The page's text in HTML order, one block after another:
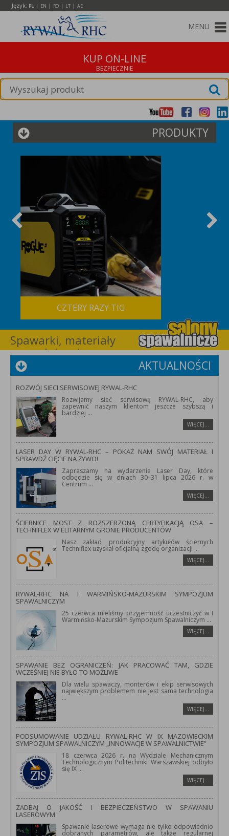
Język: PL | EN | RO | LT | AE
MENU
KUP ON-LINE
PRODUKTY
CZTERY RAZY TIG
Spawarki, materiały
spawalnicze i
wyposażenie dla
spawalnictwa –
RYWAL-RHC
AKTUALNOŚCI
ROZWÓJ SIECI SERWISOWEJ RYWAL-RHC
Rozwijamy sieć serwisową RYWAL-RHC, aby
zapewnić naszym klientom jeszcze szybszą i
bardziej ...
WIĘCEJ…
LASER DAY W RYWAL-RHC – POKAŻ NAM SWÓJ MATERIAŁ I
SPRAWDŹ CIĘCIE NA ŻYWO!
Zapraszamy na wydarzenie Laser Day, które
odbędzie się w dniach 30–31 lipca 2026 r. w
Centrum ...
WIĘCEJ…
ŚCIERNICE MOST Z ROZSZERZONĄ CERTYFIKACJĄ OSA –
TECHNIFLEX W ELITARNYM GRONIE PRODUCENTÓW
Nasz zakład produkcyjny artykułów ściernych
Techniflex uzyskał oficjalną zgodę organizacji ...
WIĘCEJ…
RYWAL-RHC NA I WARMIŃSKO-MAZURSKIM SYMPOZJUM
SPAWALNICZYM
25 czerwca mieliśmy przyjemność uczestniczyć w I
Warmińsko-Mazurskim Sympozjum Spawalniczym ...
WIĘCEJ…
SPAWANIE BEZ OGRANICZEŃ: JAK PRACOWAĆ TAM, GDZIE
WCZEŚNIEJ NIE BYŁO TO MOŻLIWE
Dla wielu spawaczy, monterów i ekip serwisowych
największym problemem nie jest sama technologia
...
WIĘCEJ…
PODSUMOWANIE UDZIAŁU RYWAL-RHC W IX MAZOWIECKIM
SYMPOZJUM SPAWALNICZYM „INNOWACJE W SPAWALNICTWIE”
18 czerwca 2026 r. na Wydziale Mechanicznym
Technologicznym Politechniki Warszawskiej odbyło
się IX ...
WIĘCEJ…
ZADBAJ O JAKOŚĆ I BEZPIECZEŃSTWO W SPAWANIU
LASEROWYM
Spawanie laserowe wymaga nie tylko odpowiednio
dobranych parametrów, ale także regularnej